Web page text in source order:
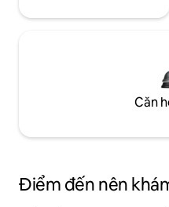
Căn
Điểm đến nên